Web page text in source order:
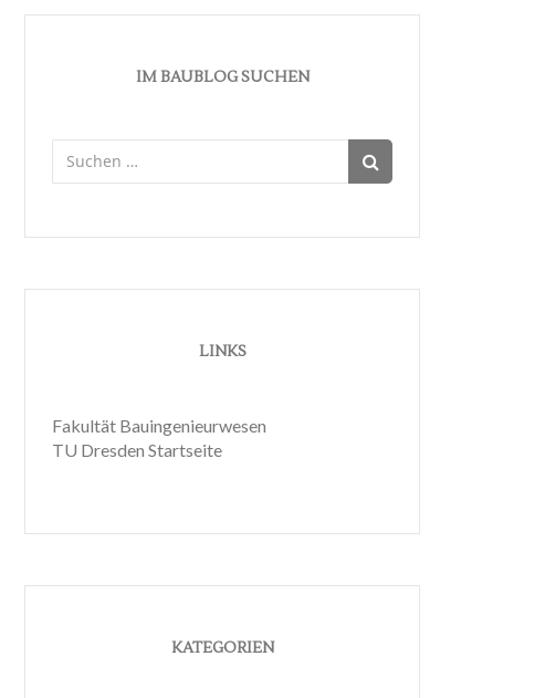
IM BAUBLOG SUCHEN
nach:
LINKS
Fakultät Bauingenieurwesen
TU Dresden Startseite
KATEGORIEN